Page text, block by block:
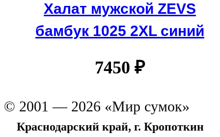
Халат мужской ZEVS
бамбук 1025 2XL синий
7450 ₽
© 2001 — 2026 «Мир сумок»
Краснодарский край, г. Кропоткин